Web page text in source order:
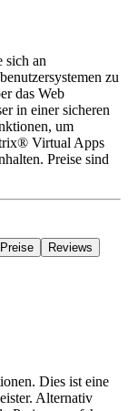
sich an
zu
das Web
in einer sicheren
um
Virtual Apps
Preise sind
Preise Reviews
Dies ist eine
Alternativ